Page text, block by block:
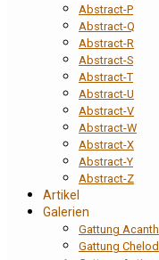
Abstract-P
Abstract-Q
Abstract-R
Abstract-S
Abstract-T
Abstract-U
Abstract-V
Abstract-W
Abstract-X
Abstract-Y
Abstract-Z
Artikel
Galerien
Gattung
Gattung